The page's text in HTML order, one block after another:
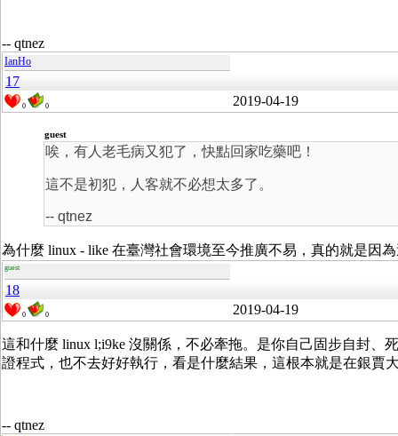
-- qtnez
IanHo
17
0 0 2019-04-19
guest
唉，有人老毛病又犯了，快點回家吃藥吧！
這不是初犯，人客就不必想太多了。
-- qtnez
為什麼 linux - like 在臺灣社會環境至今推廣不易，真的就是因
guest
18
0 0 2019-04-19
這和什麼 linux l;i9ke 沒關係，不必牽拖。是你自己固步自封
證程式，也不去好好執行，看是什麼結果，這根本就是在銀賈
-- qtnez